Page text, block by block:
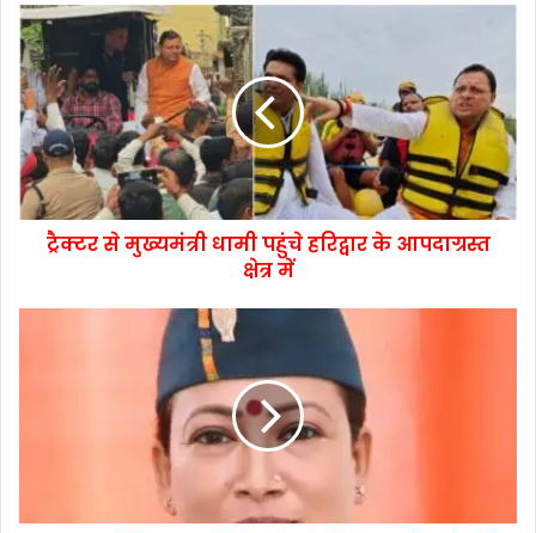
ट्रैक्टर से मुख्यमंत्री धामी पहुंचे हरिद्वार के आपदाग्रस्त
क्षेत्र में